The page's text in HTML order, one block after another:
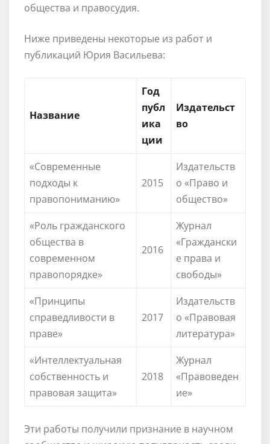
общества и правосудия.
Ниже приведены некоторые из работ и
публикаций Юрия Васильева:
Название
Год
публ
ика
ции
Издательст
во
«Современные
подходы к
правопониманию»
2015
Издательств
о «Право и
общество»
«Роль гражданского
общества в
современном
правопорядке»
2016
Журнал
«Граждански
е права и
свободы»
«Принципы
справедливости в
праве»
2017
Издательств
о «Правовая
литература»
«Интеллектуальная
собственность и
правовая защита»
2018
Журнал
«Правоведен
ие»
Эти работы получили признание в научном